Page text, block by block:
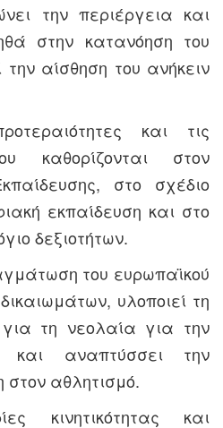
την περιέργεια και
στην κατανόηση του
την αίσθηση του ανήκειν
και τις
καθορίζονται στον
στο σχέδιο
εκπαίδευση και στο
δεξιοτήτων.
του ευρωπαϊκού
υλοποιεί τη
τη νεολαία για την
και αναπτύσσει την
αθλητισμό.
κινητικότητας και